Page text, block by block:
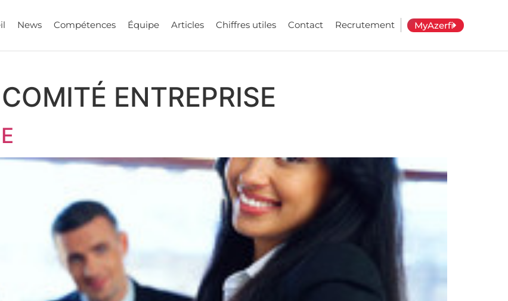
News Compétences Équipe Articles Chiffres utiles Contact Recrutement MyAzerfi
COMITÉ ENTREPRISE